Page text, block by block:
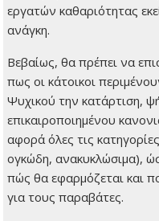
εργατών καθαριότητας
ανάγκη.
Βεβαίως, θα πρέπει να
πως οι κάτοικοι
Ψυχικού την κατάρτιση,
επικαιροποιημένου
αφορά όλες τις
ογκώδη, ανακυκλώσιμα),
πώς θα εφαρμόζεται και
για τους παραβάτες.